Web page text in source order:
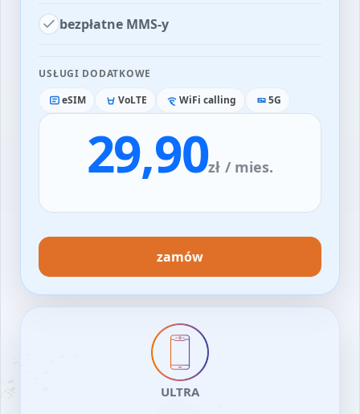
bezpłatne MMS-y
USŁUGI DODATKOWE
eSIM
VoLTE WiFi calling 5G
29,90zł / mies.
zamów
ULTRA